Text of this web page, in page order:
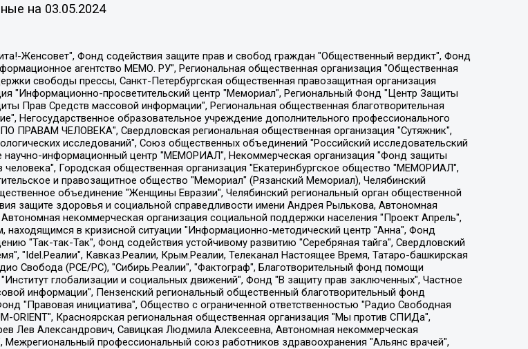
на 03.05.2024
Роман Александрович, Юридическое лицо Istories fonds, зарегистрированное в Латвийской Республике (регистрационный номер 50008295751, дата регистрации 24.02.2020), Великовский Дмитрий Александрович, Долинина Ирина Николаевна, Мароховская Алеся Алексеевна, Шлейнов Роман Юрьевич, Шмагун Олеся Валентиновна, Общество с ограниченной ответственностью "Альтаир 2021", Общество с ограниченной ответственностью "Вега 2021", Общество с ограниченной ответственностью "Главный редактор 2021", Общество с ограниченной ответственностью "Ромашки монолит", Важенков Артем Валерьевич, Ивановская областная общественная организация "Центр гендерных исследований", Гурман Юрий Альбертович, Медиапроект "ОВД-Инфо", Егоров Владимир Владимирович, Жилинский Владимир Александрович, Общество с ограниченной ответственностью "ЗП", Иванова София Юрьевна, Карезина Инна Павловна, Кильтау Екатерина Викторовна, Петров Алексей Викторович, Пискунов Сергей Евгеньевич, Смирнов Сергей Сергеевич, Тихонов Михаил Сергеевич, Общество с ограниченной ответственностью "ЖУРНАЛИСТ-ИНОСТРАННЫЙ АГЕНТ", Арапова Галина Юрьевна, Вольтская Татьяна Анатольевна, Американская компания "Mason G.E.S. Anonymous Foundation" (США), являющаяся владельцем интернет-издания https://mnews.world/, Компания "Stichting Bellingcat", зарегистрированная в Нидерландах (дата регистрации 11.07.2018), Захаров Андрей Вячеславович, Клепиковская Екатерина Дмитриевна, Общество с ограниченной ответственностью "МЕМО", Перл Роман Александрович, Симонов Евгений Алексеевич, Соловьева Елена Анатольевна, Сотников Даниил Владимирович, Сурначева Елизавета Дмитриевна, Автономная некоммерческая организация по защите прав человека и информированию населения "Якутия – Наше Мнение", Общество с ограниченной ответственностью "Москоу диджитал медиа", с 26.01.2023 Общество с ограниченной ответственностью "Чайка Белые сады", Ветошкина Валерия Валерьевна, Заговора Максим Александрович, Межрегиональное общественное движение "Российская ЛГБТ - сеть", Оленичев Максим Владимирович, Павлов Иван Юрьевич, Скворцова Елена Сергеевна, Общество с ограниченной ответственностью "Как бы инагент", Кочетков Игорь Викторович, Общество с ограниченной ответственностью "Честные выборы", Еланчик Олег Александрович, Общество с ограниченной ответственностью "Нобелевский призыв", Гималова Регина Эмилевна, Григорьев Андрей Валерьевич, Григорьева Алина Александровна, Ассоциация по содействию защите прав призывников, альтернативнослужащих и военнослужащих "Правозащитная группа "Гражданин.Армия.Право", Хисамова Регина Фаритовна, Автономная некоммерческая организация по реализации социально-правовых программ "Лилит", Дальневосточное общественное движение "Маяк", Санкт-Петербургская ЛГБТ-инициативная группа "Выход", Инициативная группа ЛГБТ+ "Реверс", Алексеев Андрей Викторович, Бекбулатова Таисия Львовна, Беляев Иван Михайлович, Владыкина Елена Сергеевна, Гельман Марат Александрович, Никульшина Вероника Юрьевна, Толоконникова Надежда Андреевна, Шендерович Виктор Анатольевич, Общество с ограниченной ответственностью "Данное сообщение", Общество с ограниченной ответственностью Издательский дом "Новая глава", Айнбиндер Александра Александровна, Московский комьюнити-центр для ЛГБТ+инициатив, Благотворительный фонд развития филантропии, Deutsche Welle (Германия, Kurt-Schumacher-Strasse 3, 53113 Bonn), Борзунова Мария Михайловна, Воробьев Виктор Викторович, Голубева Анна Львовна, Константинова Алла Михайловна, Малкова Ирина Владимировна, Мурадов Мурад Абдулгалимович, Осетинская Елизавета Николаевна, Понасенков Евгений Николаевич, Ганапольский Матвей Юрьевич, Киселев Евгений Алексеевич, Борухович Ирина Григорьевна, Дремин Иван Тимофеевич, Дубровский Дмитрий Викторович, Красноярская региональная общественная организация поддержки и развития альтернативных образовательных технологий и межкультурных коммуникаций "ИНТЕРРА", Маяковская Екатерина Алексеевна, Фейгин Марк Захарович, Филимонов Андрей Викторович, Дзугкоева Регина Николаевна, Доброхотов Роман Александрович, Дудь Юрий Александрович, Елкин Сергей Владимирович, Кругликов Кирилл Игоревич, Сабунаева Мария Леонидовна, Семенов Алексей Владимирович, Шаинян Карен Багратович, Шульман Екатерина Михайловна, Асафьев Артур Валерьевич, Вахштайн Виктор Семенович, Венедиктов Алексей Алексеевич, Лушникова Екатерина Евгеньевна, Волков Леонид Михайлович, Невзоров Александр Глебович, Пархоменко Сергей Борисович, Сироткин Ярослав Николаевич, Кара-Мурза Владимир Владимирович, Баранова Наталья Владимировна, Гозман Леонид Яковлевич, Кагарлицкий Борис Юльевич, Климарев Михаил Валерьевич, Милов Владимир Станиславович, Автономная некоммерческая организация Краснодарский центр современного искусства "Типография", Моргенштерн Алишер Тагирович, Соболь Любовь Эдуардовна, Общество с ограниченной ответственностью "ЛИЗА НОРМ", Каспаров Гарри Кимович, Ходорковский Михаил Борисович, Общество с ограниченной ответственностью "Апрельские тезисы", Данилович Ирина Брониславовна, Кашин Олег Владимирович, Петров Николай Владимирович, Пивоваров Алексей Владимирович, Соколов Михаил Владимирович, Цветкова Юлия Владимировна, Чичваркин Евгений Александрович, Комитет против пыток/Команда против пыток, Общество с ограниченной ответственностью "Первый научный", Общество с ограниченной ответственностью "Вертолет и ко", Белоцерковская Вероника Борисовна, Кац Максим Евгеньевич, Лазарева Татьяна Юрьевна, Шаведдинов Руслан Табризович, Яшин Илья Валерьевич, Общество с ограниченной ответственностью "Иноагент ААВ", Алешковский Дмитрий Петрович, Альбац Евгения Марковна, Быков Дмитрий Львович, Галямина Юлия Евгеньевна, Лойко Сергей Леонидович, Мартынов Кирилл Константинович, Медведев Сергей Александрович, Крашенинников Федор Геннадиевич, Гордеева Катерина Вл